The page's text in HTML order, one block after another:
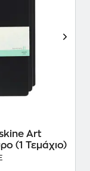
Art
(1 Τεμάχιο)